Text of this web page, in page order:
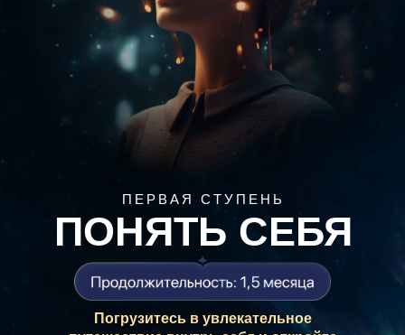
ПОНЯТЬ СЕБЯ
Погрузитесь в увлекательное
ПЕРВАЯ СТУПЕНЬ